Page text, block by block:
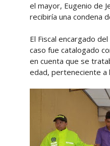
el mayor, Eugenio de
recibiría una condena
El Fiscal encargado
caso fue catalogado
en cuenta que se
edad, perteneciente a